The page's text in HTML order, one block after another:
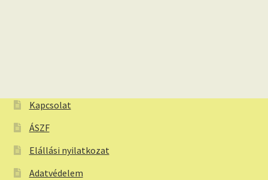
Kapcsolat
ÁSZF
Elállási nyilatkozat
Adatvédelem